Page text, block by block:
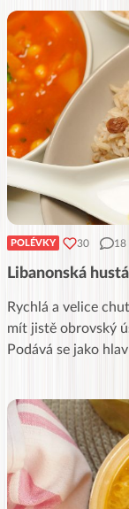
POLÉVKY 30 18
Libanonská
Rychlá a velice
mít jistě obrovský
Podává se jako